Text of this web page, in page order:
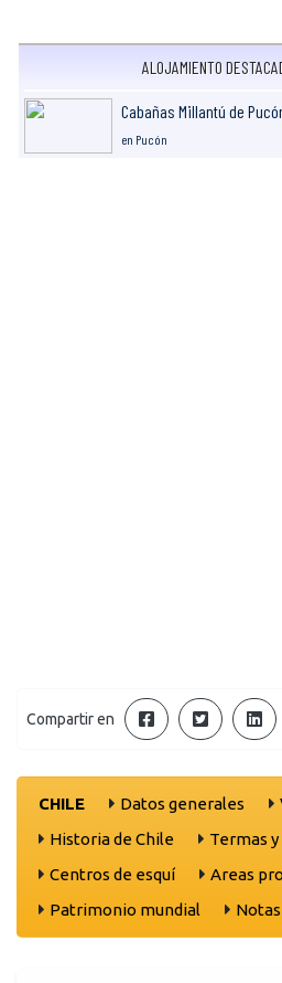
ALOJAMIENTO
Cabañas Millantú de
en Pucón
Compartir en
CHILE Datos generales
Historia de Chile
Termas
Centros de esquí
Areas
Patrimonio mundial